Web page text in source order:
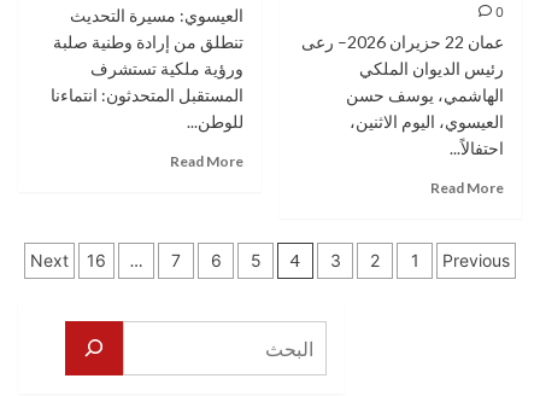
وصندوق
الإئتمان
العسكري
لدعم
0
‏‏عمان 22 حزيران 2026– رعى
رئيس الديوان الملكي
الهاشمي، يوسف حسن
العيسوي، اليوم الاثنين،
احتفالاً...
Read More
برعاية
العيسوي…
العيسوي: مسيرة التحديث
تنطلق من إرادة وطنية صلبة
ورؤية ملكية تستشرف
المستقبل المتحدثون: انتماءنا
للوطن...
Read More
يلتقي
فعاليات
وتطوعية
تعدد
Previous
1
2
3
4
5
6
7
…
16
Next
البحث